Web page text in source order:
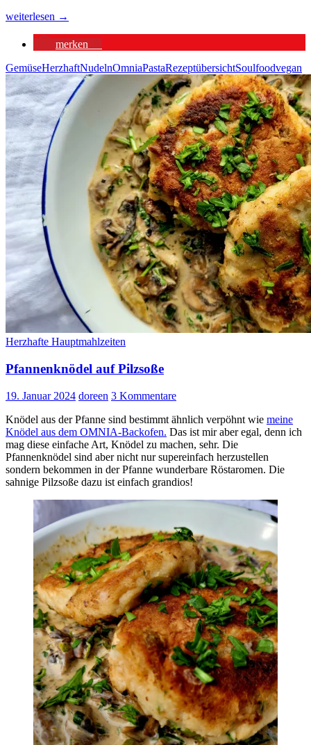
Die
Nudelgerichte
wie
es
dazu
dass
ich
Blog
schreibe
weiterlesen →
merken
GemüseHerzhaftNudelnOmniaPastaRezeptübersichtSoulfoodvegan
Herzhafte Hauptmahlzeiten
Pfannenknödel auf Pilzsoße
19. Januar 2024 doreen 3 Kommentare
Knödel aus der Pfanne sind bestimmt ähnlich verpöhnt wie meine
Knödel aus dem OMNIA-Backofen. Das ist mir aber egal, denn ich
mag diese einfache Art, Knödel zu machen, sehr. Die
Pfannenknödel sind aber nicht nur supereinfach herzustellen
sondern bekommen in der Pfanne wunderbare Röstaromen. Die
sahnige Pilzsoße dazu ist einfach grandios!